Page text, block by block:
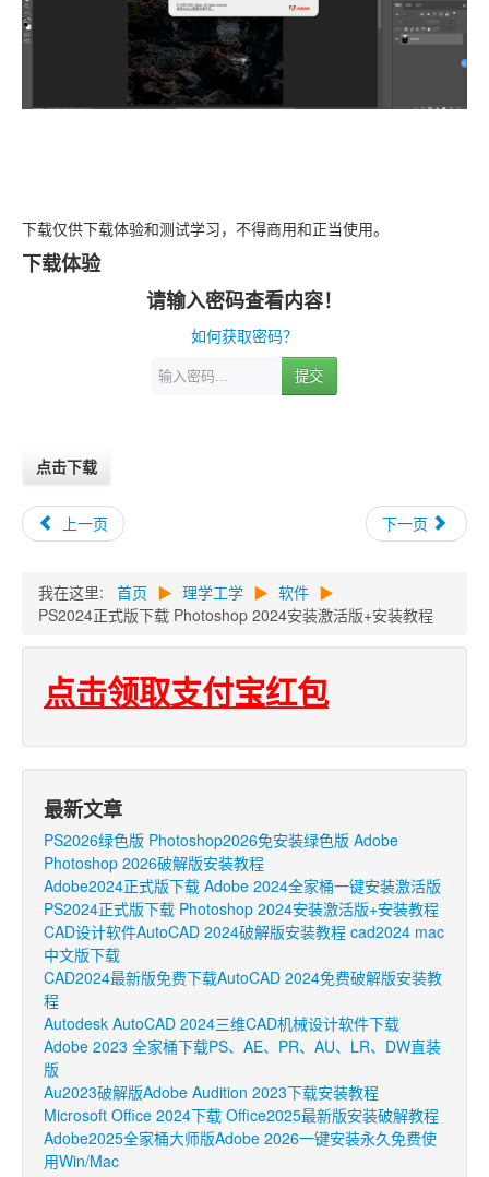
下载仅供下载体验和测试学习，不得商用和正当使用。
下载体验
请输入密码查看内容！
如何获取密码？
提交
点击下载
上一页 下一页
我在这里: 首页 ▶ 理学工学 ▶ 软件 ▶
PS2024正式版下载 Photoshop 2024安装激活版+安装教程
点击领取支付宝红包
最新文章
PS2026绿色版 Photoshop2026免安装绿色版 Adobe
Photoshop 2026破解版安装教程
Adobe2024正式版下载 Adobe 2024全家桶一键安装激活版
PS2024正式版下载 Photoshop 2024安装激活版+安装教程
CAD设计软件AutoCAD 2024破解版安装教程 cad2024 mac
中文版下载
CAD2024最新版免费下载AutoCAD 2024免费破解版安装教
程
Autodesk AutoCAD 2024三维CAD机械设计软件下载
Adobe 2023 全家桶下载PS、AE、PR、AU、LR、DW直装
版
Au2023破解版Adobe Audition 2023下载安装教程
Microsoft Office 2024下载 Office2025最新版安装破解教程
Adobe2025全家桶大师版Adobe 2026一键安装永久免费使
用Win/Mac